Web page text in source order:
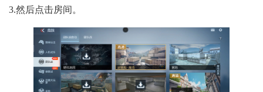
3.然后点击房间。